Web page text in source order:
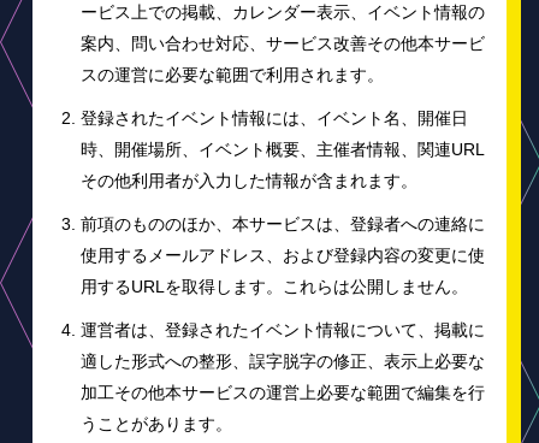
ービス上での掲載、カレンダー表示、イベント情報の
案内、問い合わせ対応、サービス改善その他本サービ
スの運営に必要な範囲で利用されます。
登録されたイベント情報には、イベント名、開催日
時、開催場所、イベント概要、主催者情報、関連URL
その他利用者が入力した情報が含まれます。
前項のもののほか、本サービスは、登録者への連絡に
使用するメールアドレス、および登録内容の変更に使
用するURLを取得します。これらは公開しません。
運営者は、登録されたイベント情報について、掲載に
適した形式への整形、誤字脱字の修正、表示上必要な
加工その他本サービスの運営上必要な範囲で編集を行
うことがあります。